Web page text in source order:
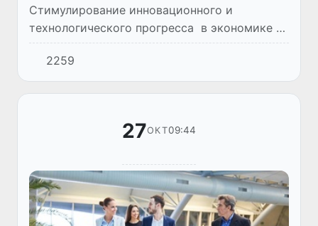
Стимулирование инновационного и
технологического прогресса в экономике и
социальной сфере, науке, энергетике,
строительстве, горном деле, сельском
хозяйстве - в числе приоритетных...
2259
27ОКТ09:44